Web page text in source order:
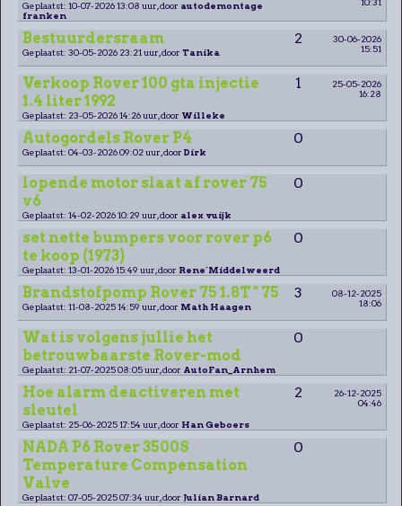
Geplaatst: 10-07-2026 13:08 uur, door autodemontage
franken
Bestuurdersraam 2
30-06-2026
15:51
Geplaatst: 30-05-2026 23:21 uur, door Tanika
Verkoop Rover 100 gta injectie
1.4 liter 1992
1
25-05-2026
16:28
Geplaatst: 23-05-2026 14:26 uur, door Willeke
Autogordels Rover P4 0
Geplaatst: 04-03-2026 09:02 uur, door Dirk
lopende motor slaat af rover 75
v6
0
Geplaatst: 14-02-2026 10:29 uur, door alex vuijk
set nette bumpers voor rover p6
te koop (1973)
0
Geplaatst: 13-01-2026 15:49 uur, door Rene´Middelweerd
Brandstofpomp Rover 75 1.8T " 75 3
08-12-2025
18:06
Geplaatst: 11-08-2025 14:59 uur, door Math Haagen
Wat is volgens jullie het
betrouwbaarste Rover-mod
0
Geplaatst: 21-07-2025 08:05 uur, door AutoFan_Arnhem
Hoe alarm deactiveren met
sleutel
2
26-12-2025
04:46
Geplaatst: 25-06-2025 17:54 uur, door Han Geboers
NADA P6 Rover 3500S
Temperature Compensation
Valve
0
Geplaatst: 07-05-2025 07:34 uur, door Julian Barnard